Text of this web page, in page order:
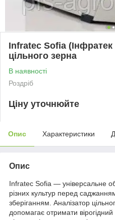
Infratec Sofia
цільного зерна
В наявності
Роздріб
Ціну уточнюйте
Опис Характеристики
Опис
Infratec Sofia — універсальне
різних культур перед
зберіганням. Аналізатор
допомагає отримати